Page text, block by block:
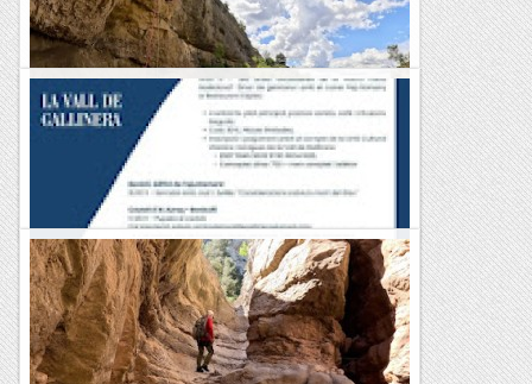
Llau del Sallent
Hem fet una nova incursió a la Terreta, per baixar un dels
seus barrancs: la Llau del Sallent. Com tots els barrancs que
hem recorregut a la Terreta, es tracta d'una...
Blog de muntanya
Ruta Al-Azraq,750 aniversari
Fent marxa